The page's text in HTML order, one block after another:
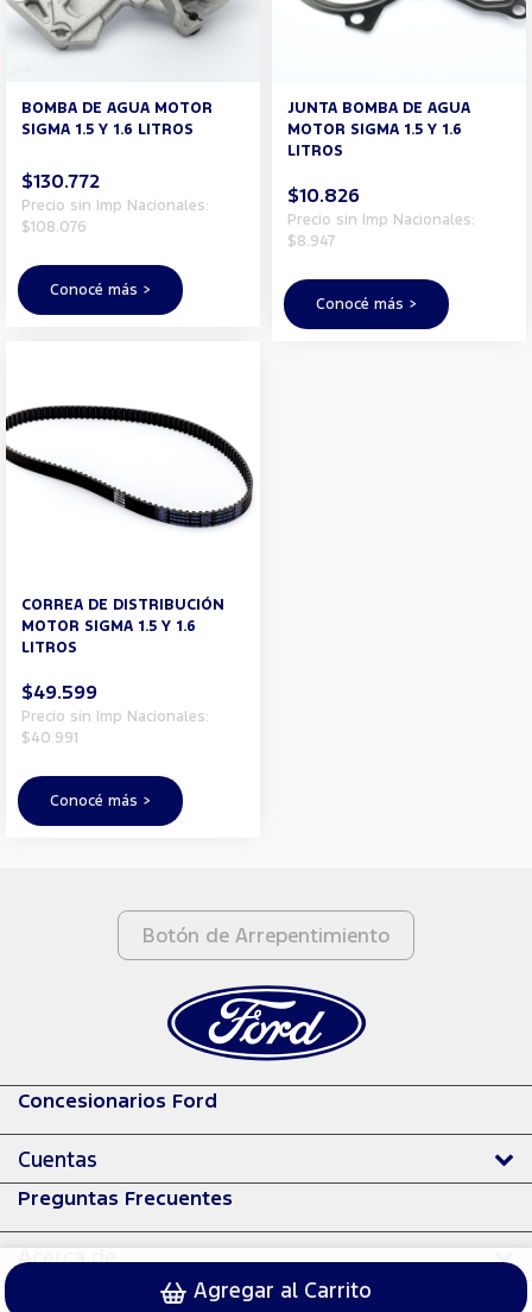
Agregar al Carrito
BOMBA DE AGUA MOTOR
SIGMA 1.5 Y 1.6 LITROS
$130.772
Precio sin Imp Nacionales:
$108.076
Conocé más >
JUNTA BOMBA DE AGUA
MOTOR SIGMA 1.5 Y 1.6
LITROS
$10.826
Precio sin Imp Nacionales:
$8.947
Conocé más >
CORREA DE DISTRIBUCIÓN
MOTOR SIGMA 1.5 Y 1.6
LITROS
$49.599
Precio sin Imp Nacionales:
$40.991
Conocé más >
Botón de Arrepentimiento
Concesionarios Ford
Cuentas
Preguntas Frecuentes
Acerca de